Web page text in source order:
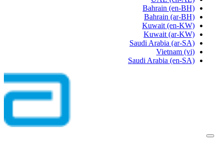
Bahrain (en-BH)
Bahrain (ar-BH)
Kuwait (en-KW)
Kuwait (ar-KW)
Saudi Arabia (ar-SA)
Vietnam (vi)
Saudi Arabia (en-SA)